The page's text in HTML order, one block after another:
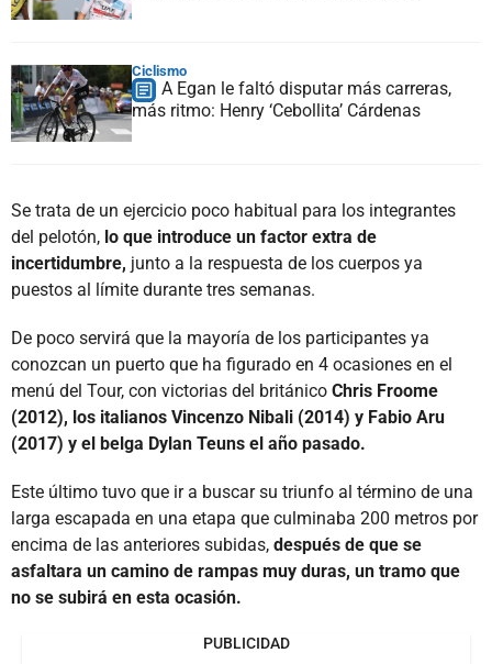
Ciclismo
A Egan le faltó disputar más carreras,
más ritmo: Henry ‘Cebollita’ Cárdenas
Se trata de un ejercicio poco habitual para los integrantes
del pelotón, lo que introduce un factor extra de
incertidumbre, junto a la respuesta de los cuerpos ya
puestos al límite durante tres semanas.
De poco servirá que la mayoría de los participantes ya
conozcan un puerto que ha figurado en 4 ocasiones en el
menú del Tour, con victorias del británico Chris Froome
(2012), los italianos Vincenzo Nibali (2014) y Fabio Aru
(2017) y el belga Dylan Teuns el año pasado.
Este último tuvo que ir a buscar su triunfo al término de una
larga escapada en una etapa que culminaba 200 metros por
encima de las anteriores subidas, después de que se
asfaltara un camino de rampas muy duras, un tramo que
no se subirá en esta ocasión.
PUBLICIDAD